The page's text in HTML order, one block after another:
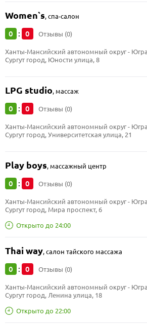
Women`s,спа-салон
0 : 0 Отзывы (0)
Ханты-Мансийский автономный округ -
Сургут город, Юности улица, 8
LPG studio, массаж
0 : 0 Отзывы (0)
Ханты-Мансийский автономный округ -
Сургут город, Университетская улица, 21
Play boys, массажный центр
0 : 0 Отзывы (0)
Открыто до 24:00
Ханты-Мансийский автономный округ -
Сургут город, Мира проспект, 6
Thai way,салон тайского массажа
0 : 0 Отзывы (0)
Открыто до 22:00
Ханты-Мансийский автономный округ -
Сургут город, Ленина улица, 18